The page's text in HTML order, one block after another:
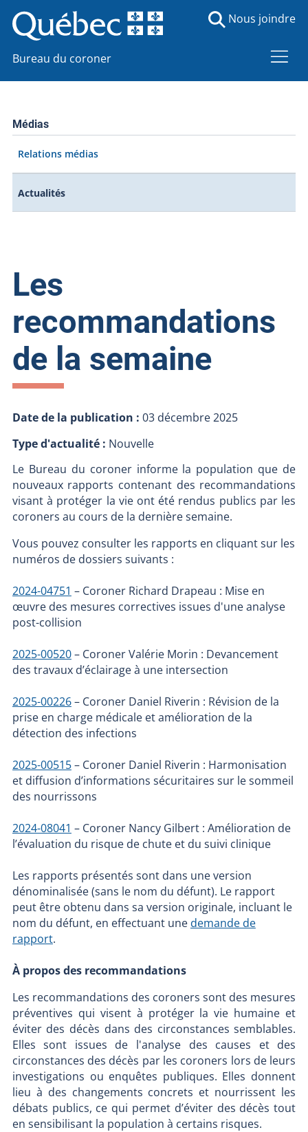
Bureau du coroner
Nous joindre
Médias
Relations médias
Actualités
Les
recommandations
de la semaine
Date de la publication : 03 décembre 2025
Type d'actualité : Nouvelle
Le Bureau du coroner informe la population que de
nouveaux rapports contenant des recommandations
visant à protéger la vie ont été rendus publics par les
coroners au cours de la dernière semaine.
Vous pouvez consulter les rapports en cliquant sur les
numéros de dossiers suivants :
2024-04751 – Coroner Richard Drapeau : Mise en
œuvre des mesures correctives issues d'une analyse
post-collision
2025-00520– Coroner Valérie Morin : Devancement
des travaux d’éclairage à une intersection
2025-00226– Coroner Daniel Riverin : Révision de la
prise en charge médicale et amélioration de la
détection des infections
2025-00515– Coroner Daniel Riverin : Harmonisation
et diffusion d’informations sécuritaires sur le sommeil
des nourrissons
2024-08041 – Coroner Nancy Gilbert : Amélioration de
l’évaluation du risque de chute et du suivi clinique
Les rapports présentés sont dans une version
dénominalisée (sans le nom du défunt). Le rapport
peut être obtenu dans sa version originale, incluant le
nom du défunt, en effectuant unedemande de
rapport.
À propos des recommandations
Les recommandations des coroners sont des mesures
préventives qui visent à protéger la vie humaine et
éviter des décès dans des circonstances semblables.
Elles sont issues de l'analyse des causes et des
circonstances des décès par les coroners lors de leurs
investigations ou enquêtes publiques. Elles donnent
lieu à des changements concrets et nourrissent les
débats publics, ce qui permet d’éviter des décès tout
en sensibilisant la population à certains risques.